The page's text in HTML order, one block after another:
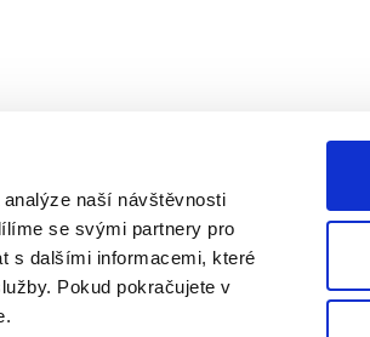
naší návštěvnosti
se svými partnery pro
s dalšími informacemi, které
Pokud pokračujete v